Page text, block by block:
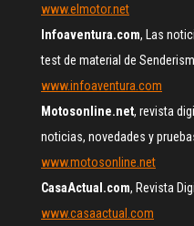
www.elmotor.net
Infoaventura.com, Las
test de material de
www.infoaventura.com
Motosonline.net, revista
noticias, novedades y
www.motosonline.net
CasaActual.com, Revista
www.casaactual.com